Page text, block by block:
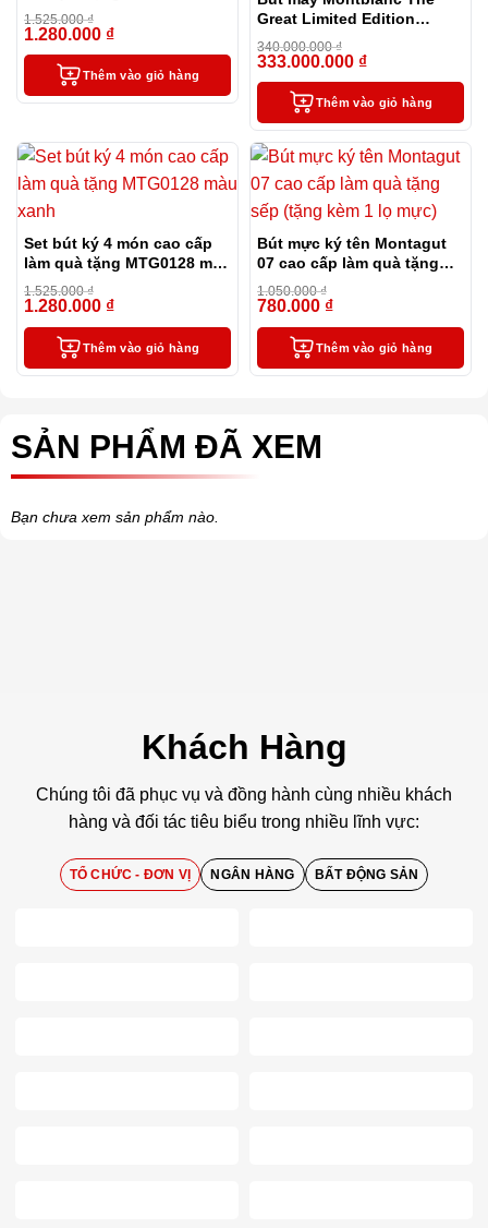
(màu đen)
1.525.000₫
1.280.000 ₫
Thêm vào giỏ hàng
Great Limited Edition
Catherine II Fountain Pen
MB28631
340.000.000₫
333.000.000 ₫
Thêm vào giỏ hàng
Set bút ký 4 món cao cấp
làm quà tặng MTG0128 màu
xanh
1.525.000₫
1.280.000 ₫
Thêm vào giỏ hàng
Bút mực ký tên Montagut
07 cao cấp làm quà tặng
sếp (tặng kèm 1 lọ mực)
1.050.000₫
780.000 ₫
Thêm vào giỏ hàng
SẢN PHẨM ĐÃ XEM
Bạn chưa xem sản phẩm nào.
Khách Hàng
Chúng tôi đã phục vụ và đồng hành cùng nhiều khách
hàng và đối tác tiêu biểu trong nhiều lĩnh vực:
TỔ CHỨC - ĐƠN VỊ NGÂN HÀNG BẤT ĐỘNG SẢN